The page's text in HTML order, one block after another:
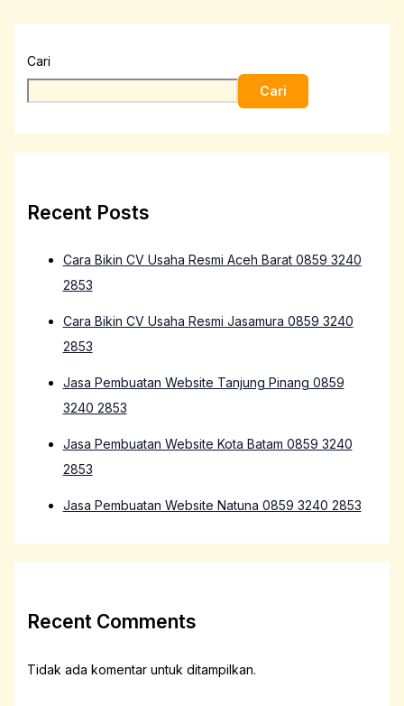
Cari
Cari
Recent Posts
Cara Bikin CV Usaha Resmi Aceh Barat 0859 3240
2853
Cara Bikin CV Usaha Resmi Jasamura 0859 3240
2853
Jasa Pembuatan Website Tanjung Pinang 0859
3240 2853
Jasa Pembuatan Website Kota Batam 0859 3240
2853
Jasa Pembuatan Website Natuna 0859 3240 2853
Recent Comments
Tidak ada komentar untuk ditampilkan.